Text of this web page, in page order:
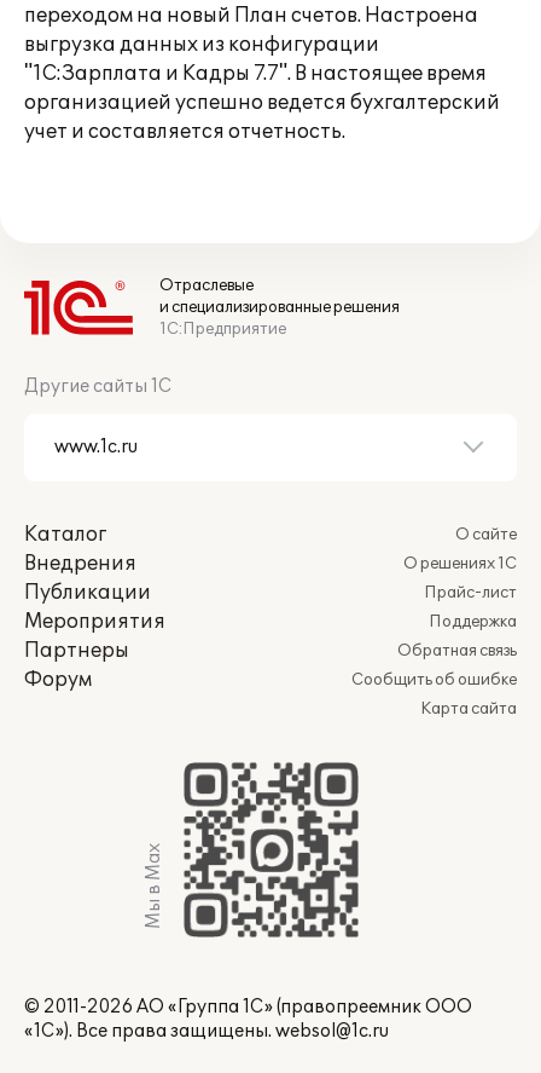
переходом на новый План счетов. Настроена
выгрузка данных из конфигурации
"1С:Зарплата и Кадры 7.7". В настоящее время
организацией успешно ведется бухгалтерский
учет и составляется отчетность.
Отраслевые
и специализированные решения
1С:Предприятие
Другие сайты 1С
Каталог
Внедрения
Публикации
Мероприятия
Партнеры
Форум
О сайте
О решениях 1С
Прайс-лист
Поддержка
Обратная связь
Сообщить об ошибке
Карта сайта
Мы в Max
© 2011-2026 АО «Группа 1С» (правопреемник ООО
«1С»). Все права защищены. websol@1c.ru